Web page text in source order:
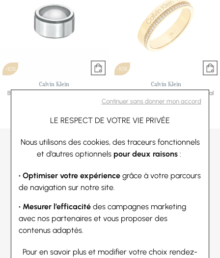
Continuer sans donner mon accord
LE RESPECT DE VOTRE VIE PRIVÉE
Nous utilisons des cookies, des traceurs fonctionnels
et d’autres optionnels pour deux raisons :
• Optimiser votre expérience grâce à votre parcours
de navigation sur notre site.
• Mesurer l’efficacité des campagnes marketing
avec nos partenaires et vous proposer des
contenus adaptés.
Pour en savoir plus et modifier votre choix rendez-
-10%
Calvin Klein
Bague Calvin Klein Grade en acier et
14.63€ sans frais
-10%
Calvin Klein
Bague Calvin Klein Timeless en métal
doré et cristaux, taille 56
Ou 4x 17.78€
-10%
Bague Calvin Klein Timeless en métal